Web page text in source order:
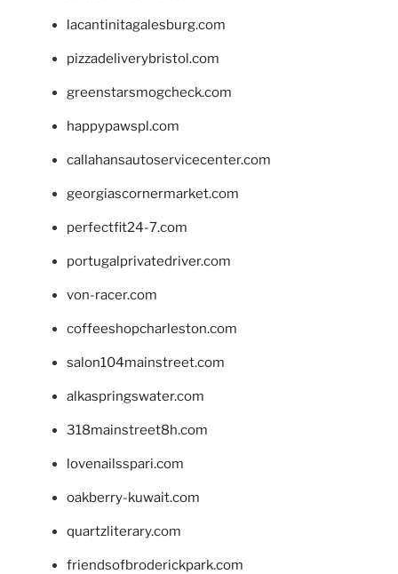
lacantinitagalesburg.com
pizzadeliverybristol.com
greenstarsmogcheck.com
happypawspl.com
callahansautoservicecenter.com
georgiascornermarket.com
perfectfit24-7.com
portugalprivatedriver.com
von-racer.com
coffeeshopcharleston.com
salon104mainstreet.com
alkaspringswater.com
318mainstreet8h.com
lovenailsspari.com
oakberry-kuwait.com
quartzliterary.com
friendsofbroderickpark.com